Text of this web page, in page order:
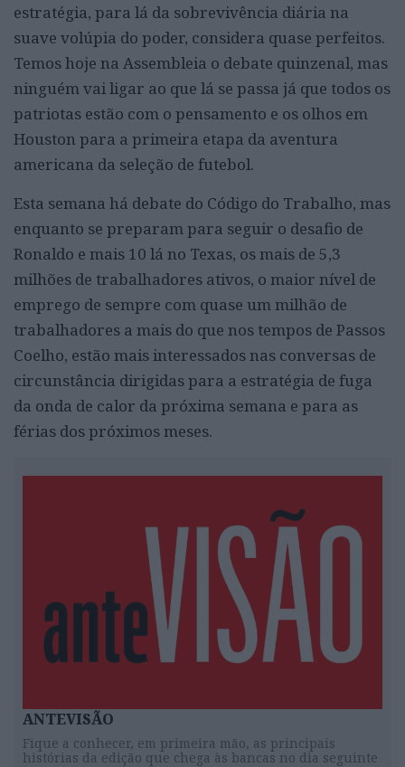
estratégia, para lá da sobrevivência diária na
suave volúpia do poder, considera quase perfeitos.
Temos hoje na Assembleia o debate quinzenal, mas
ninguém vai ligar ao que lá se passa já que todos os
patriotas estão com o pensamento e os olhos em
Houston para a primeira etapa da aventura
americana da seleção de futebol.
Esta semana há debate do Código do Trabalho, mas
enquanto se preparam para seguir o desafio de
Ronaldo e mais 10 lá no Texas, os mais de 5,3
milhões de trabalhadores ativos, o maior nível de
emprego de sempre com quase um milhão de
trabalhadores a mais do que nos tempos de Passos
Coelho, estão mais interessados nas conversas de
circunstância dirigidas para a estratégia de fuga
da onda de calor da próxima semana e para as
férias dos próximos meses.
ANTEVISÃO
Fique a conhecer, em primeira mão, as principais
histórias da edição que chega às bancas no dia seguinte